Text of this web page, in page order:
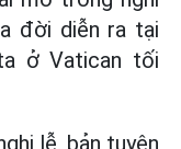
đời diễn ra tại
ở Vatican tối
lễ, bản tuyên